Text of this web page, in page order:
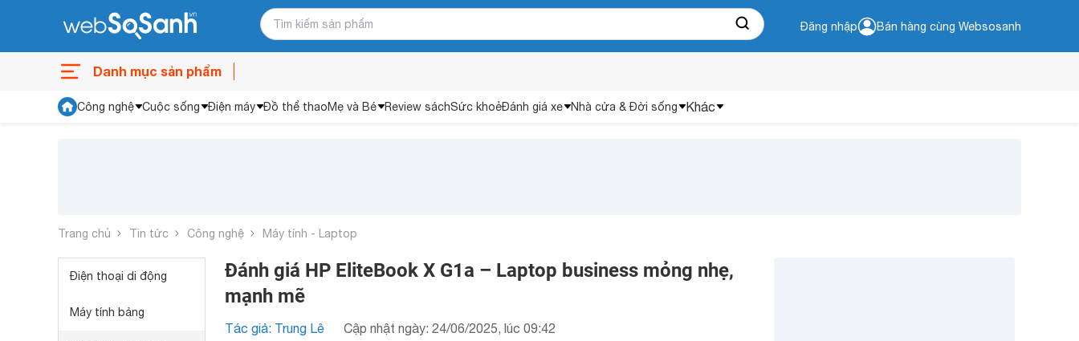
Đăng nhập Bán hàng cùng Websosanh
Danh mục sản phẩm
Công nghệ Cuộc sống Điện máy Đồ thể thaoMẹ và Bé Review sáchSức khoẻĐánh giá xe Nhà cửa & Đời sống Khác
Trang chủ Tin tức Công nghệ Máy tính - Laptop
Điện thoại di động
Máy tính bảng
Đánh giá HP EliteBook X G1a – Laptop business mỏng nhẹ,
mạnh mẽ
Tác giả: Trung Lê Cập nhật ngày: 24/06/2025, lúc 09:42